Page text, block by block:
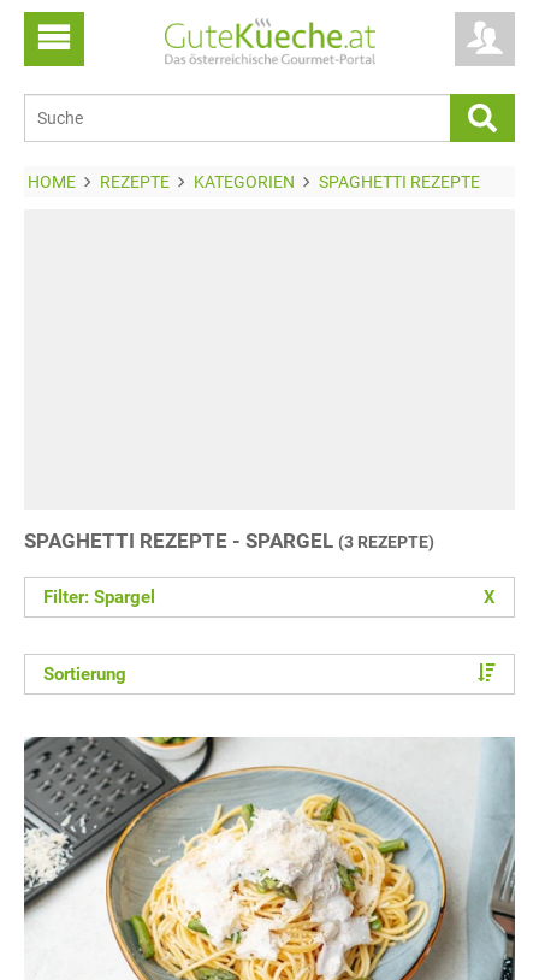
HOME REZEPTE KATEGORIEN SPAGHETTI REZEPTE
SPAGHETTI REZEPTE - SPARGEL (3 REZEPTE)
Filter: Spargel X
Sortierung